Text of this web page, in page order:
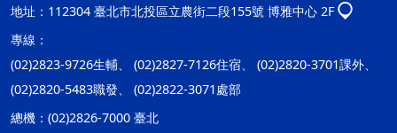
地址： 112304 臺北市北投區立農街二段155號 博雅中心 2F
專線：
(02)2823-9726生輔、 (02)2827-7126住宿、 (02)2820-3701課外、
(02)2820-5483職發、 (02)2822-3071處部
總機： (02)2826-7000 臺北